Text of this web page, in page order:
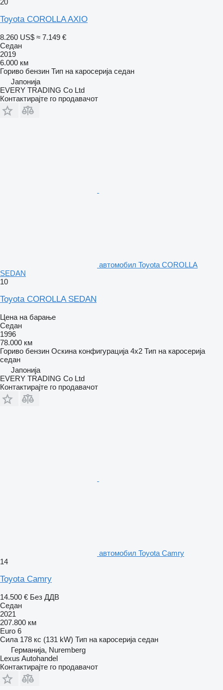
Toyota COROLLA AXIO
8.260 US$ ≈ 7.149 €
Седан
2019
6.000 км
Гориво бензин Тип на каросерија седан
Јапонија
EVERY TRADING Co Ltd
Контактирајте го продавачот
aвтомобил Toyota COROLLA
SEDAN
10
Toyota COROLLA SEDAN
Цена на барање
Седан
1996
78.000 км
Гориво бензин Оскина конфигурација 4x2 Тип на каросерија
седан
Јапонија
EVERY TRADING Co Ltd
Контактирајте го продавачот
aвтомобил Toyota Camry
14
Toyota Camry
14.500 € Без ДДВ
Седан
2021
207.800 км
Euro 6
Сила 178 кс (131 kW) Тип на каросерија седан
Германија, Nuremberg
Lexus Autohandel
Контактирајте го продавачот